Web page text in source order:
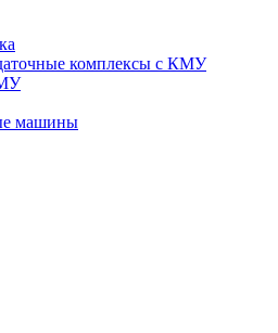
комплексы с КМУ
машины